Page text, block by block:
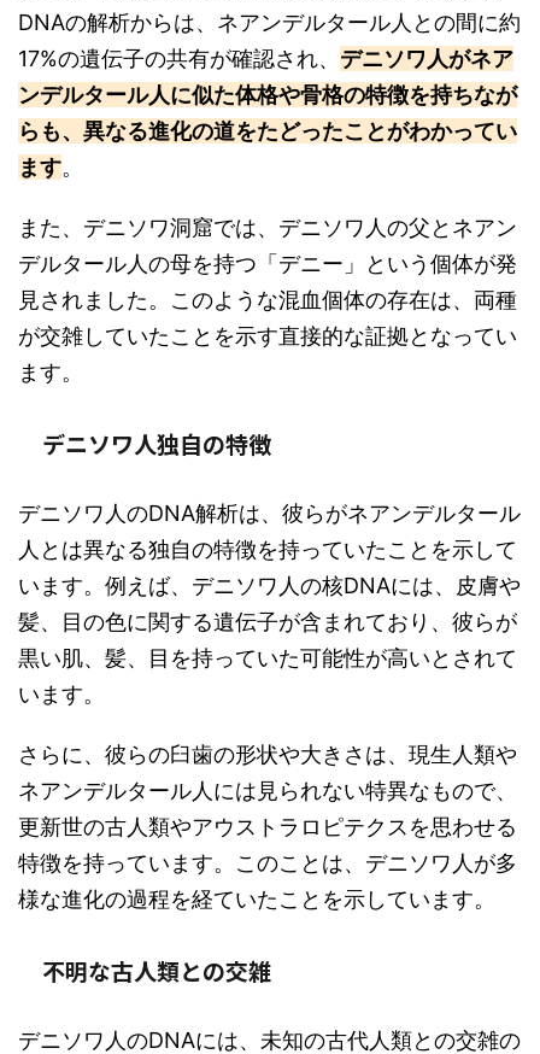
DNAの解析からは、ネアンデルタール人との間に約
17%の遺伝子の共有が確認され、 デニソワ人がネア
ンデルタール人に似た体格や骨格の特徴を持ちなが
らも、異なる進化の道をたどったことがわかってい
ます。
また、デニソワ洞窟では、デニソワ人の父とネアン
デルタール人の母を持つ「デニー」という個体が発
見されました。このような混血個体の存在は、両種
が交雑していたことを示す直接的な証拠となってい
ます。
デニソワ人独自の特徴
デニソワ人のDNA解析は、彼らがネアンデルタール
人とは異なる独自の特徴を持っていたことを示して
います。例えば、デニソワ人の核DNAには、皮膚や
髪、目の色に関する遺伝子が含まれており、彼らが
黒い肌、髪、目を持っていた可能性が高いとされて
います。
さらに、彼らの臼歯の形状や大きさは、現生人類や
ネアンデルタール人には見られない特異なもので、
更新世の古人類やアウストラロピテクスを思わせる
特徴を持っています。このことは、デニソワ人が多
様な進化の過程を経ていたことを示しています。
不明な古人類との交雑
デニソワ人のDNAには、未知の古代人類との交雑の